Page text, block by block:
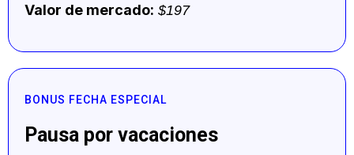
Valor de mercado: $197
BONUS FECHA ESPECIAL
Pausa por vacaciones